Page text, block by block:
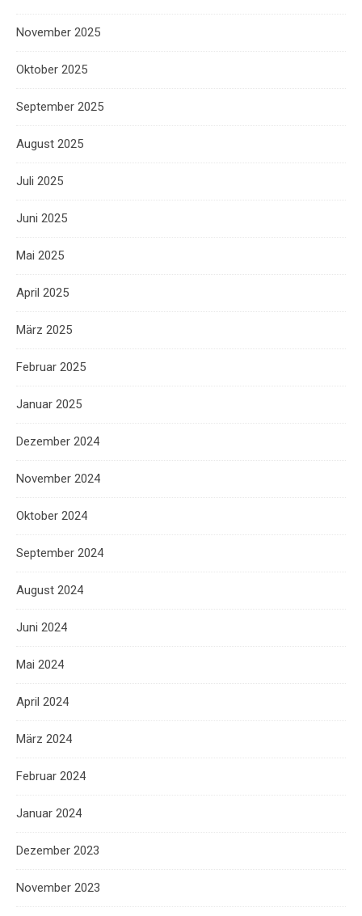
November 2025
Oktober 2025
September 2025
August 2025
Juli 2025
Juni 2025
Mai 2025
April 2025
März 2025
Februar 2025
Januar 2025
Dezember 2024
November 2024
Oktober 2024
September 2024
August 2024
Juni 2024
Mai 2024
April 2024
März 2024
Februar 2024
Januar 2024
Dezember 2023
November 2023